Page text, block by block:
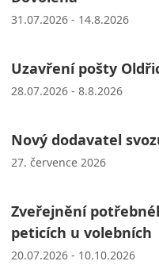
31.07.2026 - 14.8.2026
Uzavření pošty
28.07.2026 - 8.8.2026
Nový dodavatel
27. července 2026
Zveřejnění
peticích u volebních
20.07.2026 - 10.10.2026